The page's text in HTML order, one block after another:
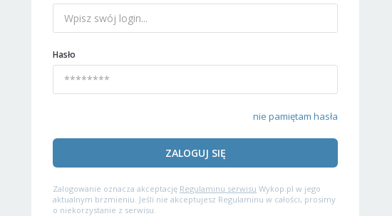
Hasło
nie pamiętam hasła
ZALOGUJ SIĘ
Zalogowanie oznacza akceptację Regulaminu serwisu Wykop.pl w jego
aktualnym brzmieniu. Jeśli nie akceptujesz Regulaminu w całości, prosimy
o niekorzystanie z serwisu.